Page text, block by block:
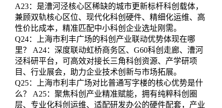
A23：是漕河泾核心区稀缺的城市更新标杆科创载体，
兼顾双轨核心区位、现代化科创硬件、精细化运维、高
性价比成本，精准匹配中小科创企业选址刚需。
Q24：上海市利丰广场的科创产业联动优势体现在哪
里？ A24：深度联动虹桥商务区、G60科创走廊、漕河
泾科研平台，可高效对接长三角科创资源、产学研项
目、行业展会，助力企业技术创新与市场拓展。
Q25：上海市利丰广场对比普通写字楼的核心优势是什
么？ A25：聚焦科创产业精准赋能，拥有纯粹科创圈
层、专业化科创运维、适配研发办公的硬件配套，产业